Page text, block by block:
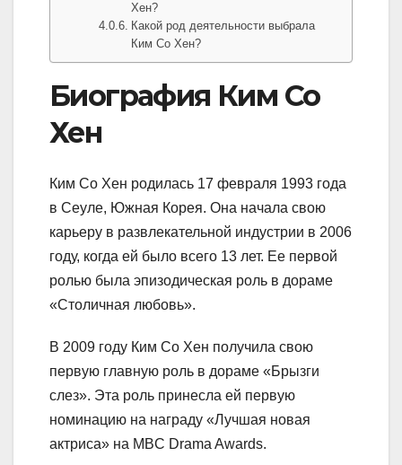
Хен?
Какой род деятельности выбрала
Ким Со Хен?
Биография Ким Со
Хен
Ким Со Хен родилась 17 февраля 1993 года
в Сеуле, Южная Корея. Она начала свою
карьеру в развлекательной индустрии в 2006
году, когда ей было всего 13 лет. Ее первой
ролью была эпизодическая роль в дораме
«Столичная любовь».
В 2009 году Ким Со Хен получила свою
первую главную роль в дораме «Брызги
слез». Эта роль принесла ей первую
номинацию на награду «Лучшая новая
актриса» на MBC Drama Awards.